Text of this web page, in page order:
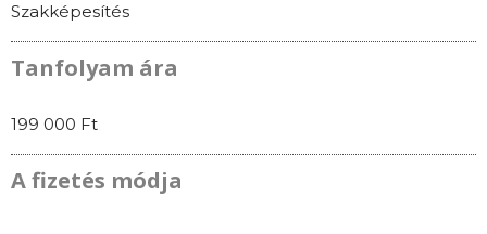
Szakképesítés
Tanfolyam ára
199 000 Ft
A fizetés módja